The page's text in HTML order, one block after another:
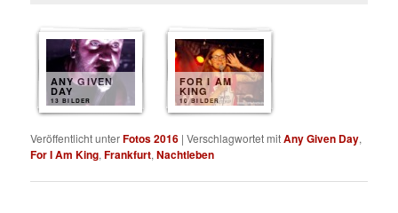
ANY GIVEN
DAY
13 BILDER
FOR I AM
KING
10 BILDER
Veröffentlicht unterFotos 2016 |Verschlagwortet mitAny Given Day,
For I Am King,Frankfurt,Nachtleben